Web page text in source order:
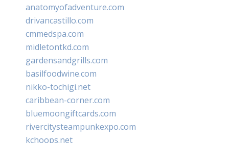
anatomyofadventure.com
drivancastillo.com
cmmedspa.com
midletontkd.com
gardensandgrills.com
basilfoodwine.com
nikko-tochigi.net
caribbean-corner.com
bluemoongiftcards.com
rivercitysteampunkexpo.com
kchoops.net